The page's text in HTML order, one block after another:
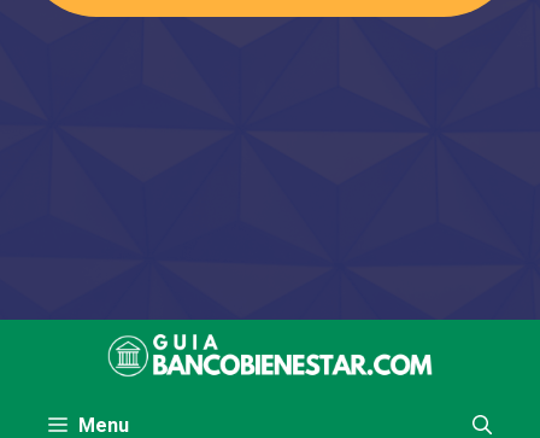
Menu